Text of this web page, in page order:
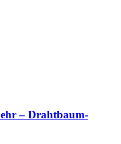
– Drahtbaum-